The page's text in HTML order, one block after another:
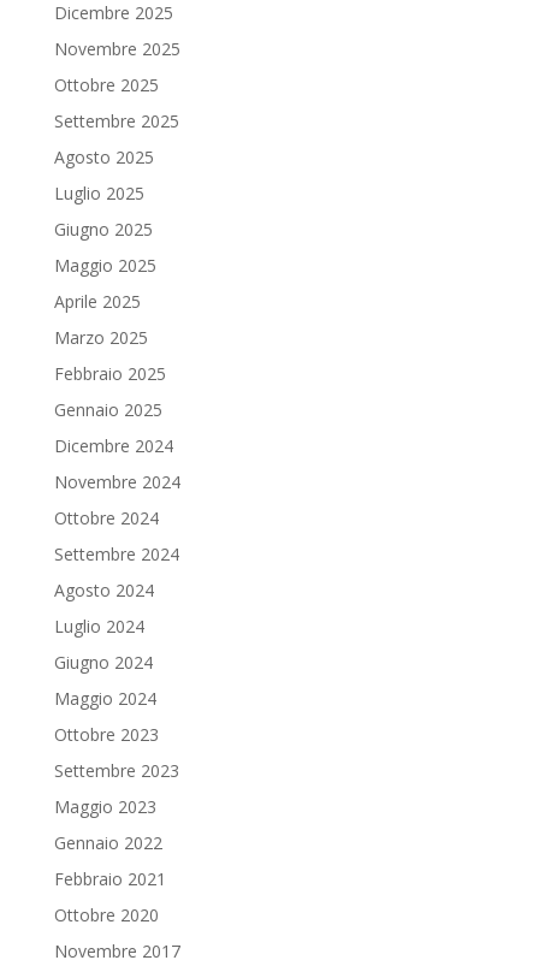
Dicembre 2025
Novembre 2025
Ottobre 2025
Settembre 2025
Agosto 2025
Luglio 2025
Giugno 2025
Maggio 2025
Aprile 2025
Marzo 2025
Febbraio 2025
Gennaio 2025
Dicembre 2024
Novembre 2024
Ottobre 2024
Settembre 2024
Agosto 2024
Luglio 2024
Giugno 2024
Maggio 2024
Ottobre 2023
Settembre 2023
Maggio 2023
Gennaio 2022
Febbraio 2021
Ottobre 2020
Novembre 2017